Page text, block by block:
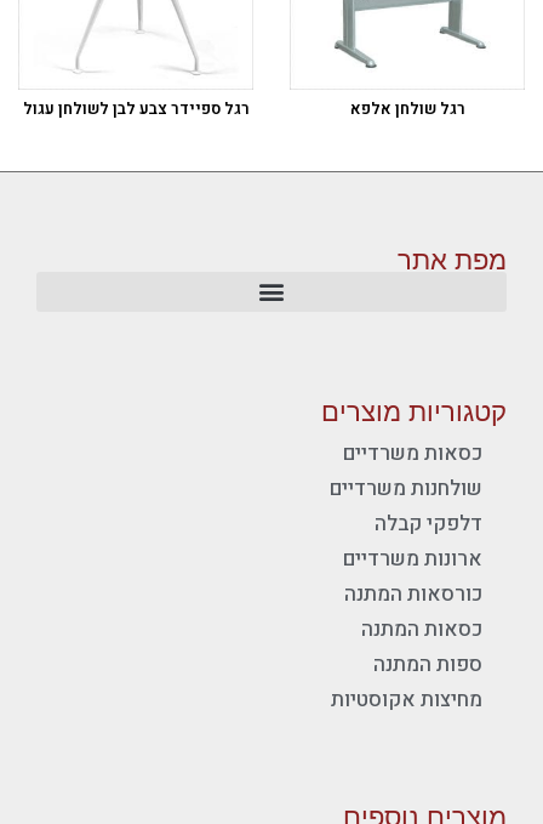
רגל שולחן אלפא רגל ספיידר צבע לבן לשולחן עגול
מפת אתר
קטגוריות מוצרים
כסאות משרדיים
שולחנות משרדיים
דלפקי קבלה
ארונות משרדיים
כורסאות המתנה
כסאות המתנה
ספות המתנה
מחיצות אקוסטיות
מוצרים נוספים